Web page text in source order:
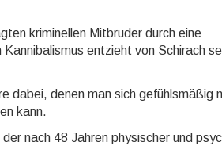
kriminellen Mitbruder durch eine
entzieht von Schirach
dabei, denen man sich gefühlsmäßig
kann.
nach 48 Jahren physischer und